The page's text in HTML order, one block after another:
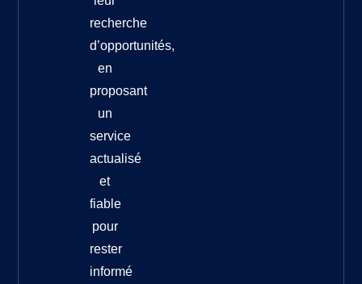
recherche
d’opportunités,
en
proposant
un
service
actualisé
et
fiable
pour
rester
informé